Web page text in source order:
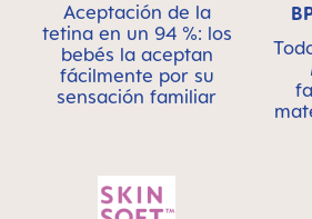
Aceptación de la
tetina en un 94 %: los
bebés la aceptan
fácilmente por su
sensación familiar